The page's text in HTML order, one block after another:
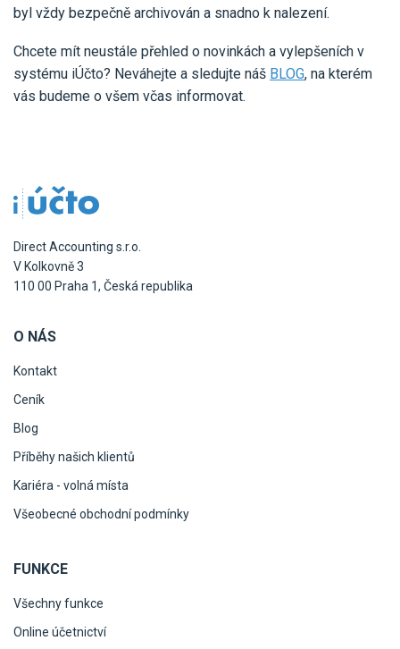
byl vždy bezpečně archivován a snadno k nalezení.
Chcete mít neustále přehled o novinkách a vylepšeních v
systému iÚčto? Neváhejte a sledujte náš BLOG, na kterém
vás budeme o všem včas informovat.
Direct Accounting s.r.o.
V Kolkovně 3
110 00 Praha 1, Česká republika
O NÁS
Kontakt
Ceník
Blog
Příběhy našich klientů
Kariéra - volná místa
Všeobecné obchodní podmínky
FUNKCE
Všechny funkce
Online účetnictví